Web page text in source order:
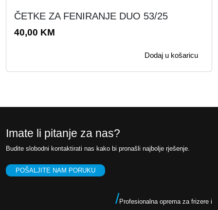
ČETKE ZA FENIRANJE DUO 53/25
40,00 KM
Dodaj u košaricu
Imate li pitanje za nas?
Budite slobodni kontaktirati nas kako bi pronašli najbolje rješenje.
POŠALJITE NAM PORUKU
/Profesionalna oprema za frizere i